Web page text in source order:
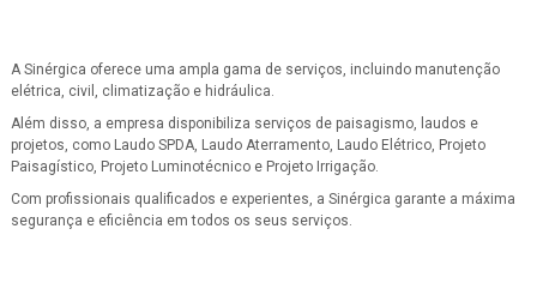
A Sinérgica oferece uma ampla gama de serviços, incluindo manutenção
elétrica, civil, climatização e hidráulica.
Além disso, a empresa disponibiliza serviços de paisagismo, laudos e
projetos, como Laudo SPDA, Laudo Aterramento, Laudo Elétrico, Projeto
Paisagístico, Projeto Luminotécnico e Projeto Irrigação.
Com profissionais qualificados e experientes, a Sinérgica garante a máxima
segurança e eficiência em todos os seus serviços.